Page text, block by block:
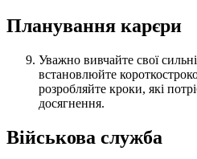
Планування карєри
Уважно вивчайте свої
встановлюйте
розробляйте кроки, які
досягнення.
Військова служба